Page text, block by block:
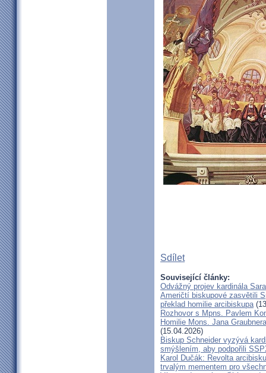
Sdílet
Související články:
Odvážný projev kardinála
Američtí biskupové zasvětili
překlad homilie arcibiskupa
Rozhovor s Mpns. Pavlem
Homilie Mons. Jana
(15.04.2026)
Biskup Schneider vyzývá
smýšlením, aby podpořili
Karol Dučák: Revolta
trvalým mementem pro